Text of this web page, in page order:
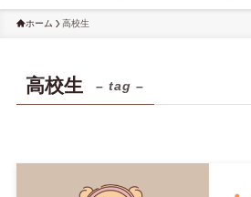
ホーム 高校生
高校生 – tag –